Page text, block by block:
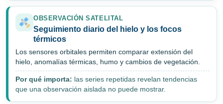
OBSERVACIÓN SATELITAL
Seguimiento diario del hielo y los focos
térmicos
Los sensores orbitales permiten comparar extensión del
hielo, anomalías térmicas, humo y cambios de vegetación.
Por qué importa: las series repetidas revelan tendencias
que una observación aislada no puede mostrar.